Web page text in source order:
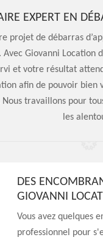
EXPERT EN
projet de débarras
Giovanni Location
et votre résultat
afin de pouvoir
travaillons pour
les
DES
GIOVANNI
Vous avez quelques
professionnel pour